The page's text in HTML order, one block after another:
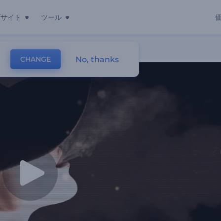
イト ツール
CHANGE No, thanks